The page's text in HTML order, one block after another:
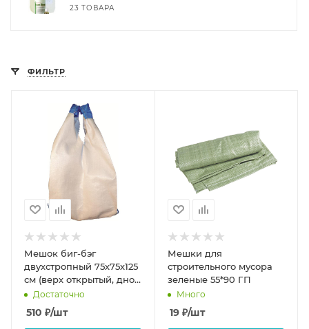
23 ТОВАРА
ФИЛЬТР
Мешок биг-бэг
двухстропный 75х75х125
см (верх открытый, дно
глухое)
Достаточно
510 ₽/шт
Мешки для
строительного мусора
зеленые 55*90 ГП
Много
19₽/шт